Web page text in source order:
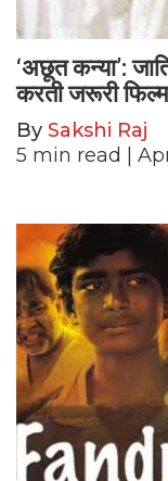
‘अछूत कन्या’:
करती जरूरी फिल्म
By Sakshi Raj
5 min read |